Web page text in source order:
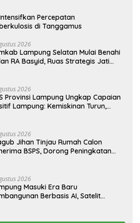
Percepatan
di Tanggamus
2026
Lampung Selatan Mulai Benahi
RA Basyid, Ruas Strategis Jati
2026
Provinsi Lampung Ungkap Capaian
Lampung: Kemiskinan Turun,
2026
Jihan Tinjau Rumah Calon
BSPS, Dorong Peningkatan
2026
Masuki Era Baru
Berbasis AI, Satelit